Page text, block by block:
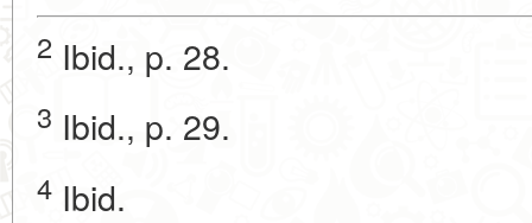
2 Ibid., p. 28.
3 Ibid., p. 29.
4 Ibid.